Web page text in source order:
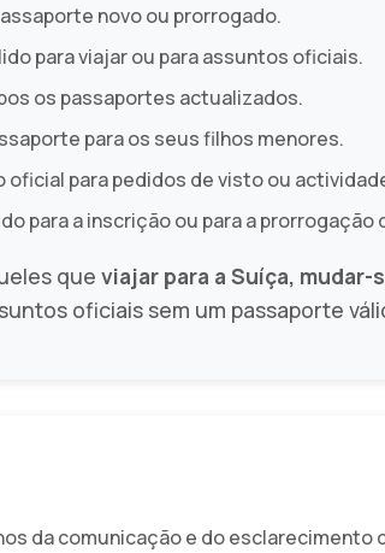
novo ou prorrogado.
para viajar ou para assuntos oficiais.
os passaportes actualizados.
para os seus filhos menores.
para pedidos de visto ou
para a inscrição ou para a prorrogação
que viajar para a Suíça,
oficiais sem um passaporte
da comunicação e do esclarecimento